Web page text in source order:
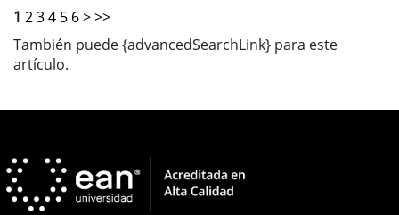
1 234 5 6>>>
También puede {advancedSearchLink} para este
artículo.